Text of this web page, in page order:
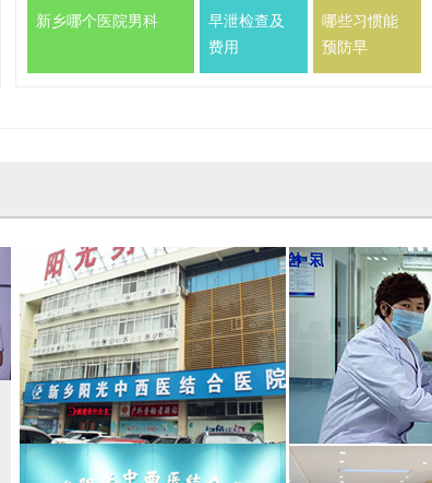
新乡哪个医院男科
早泄检查及
费用
哪些习惯能
预防早